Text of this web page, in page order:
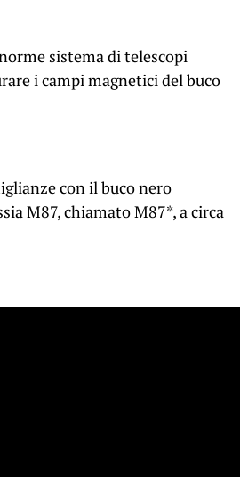
sistema di telescopi
i campi magnetici del buco
con il buco nero
M87, chiamato M87*, a circa